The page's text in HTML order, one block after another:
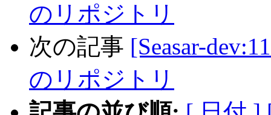
のリポジトリ
次の記事 [Seasar-
のリポジトリ